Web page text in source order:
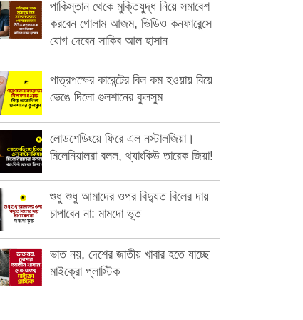
পাকিস্তান থেকে মুক্তিযুদ্ধ নিয়ে সমাবেশ
করবেন গোলাম আজম, ভিডিও কনফারেন্সে
যোগ দেবেন সাকিব আল হাসান
পাত্রপক্ষের কারেন্টের বিল কম হওয়ায় বিয়ে
ভেঙে দিলো গুলশানের কুলসুম
লোডশেডিংয়ে ফিরে এল নস্টালজিয়া।
মিলেনিয়ালরা বলল, থ্যাংকিউ তারেক জিয়া!
শুধু শুধু আমাদের ওপর বিদ্যুত বিলের দায়
চাপাবেন না: মামদো ভূত
ভাত নয়, দেশের জাতীয় খাবার হতে যাচ্ছে
মাইক্রো প্লাস্টিক